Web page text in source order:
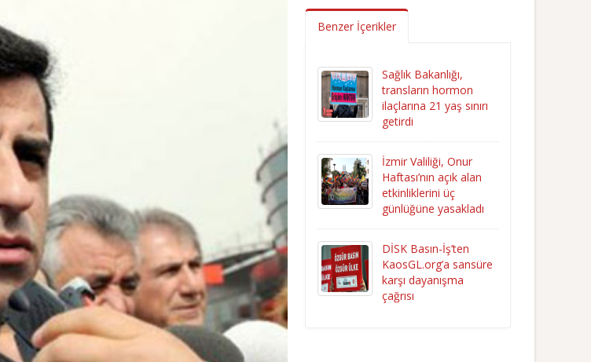
Benzer İçerikler
Sağlık Bakanlığı,
transların hormon
ilaçlarına 21 yaş sınırı
getirdi
İzmir Valiliği, Onur
Haftası’nın açık alan
etkinliklerini üç
günlüğüne yasakladı
DİSK Basın-İş’ten
KaosGL.org’a sansüre
karşı dayanışma
çağrısı